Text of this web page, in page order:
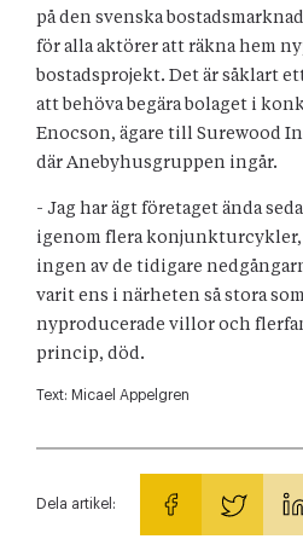
på den svenska
för alla aktörer att räkna hem
bostadsprojekt. Det är såklart
att behöva begära bolaget i
Enocson, ägare till Surewood
där Anebyhusgruppen ingår.
- Jag har ägt företaget ända
igenom flera konjunkturcykler,
ingen av de tidigare
varit ens i närheten så stora
nyproducerade villor och
princip, död.
Text: Micael Appelgren
Dela artikel: